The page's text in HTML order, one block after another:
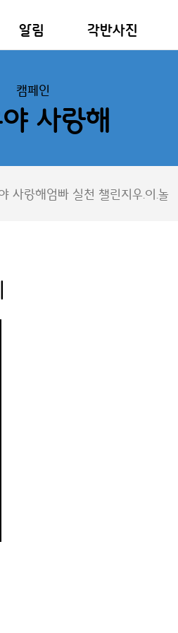
알림 각반사진
캠페인
사랑해
사랑해엄빠 실천 챌린지우.이.놀